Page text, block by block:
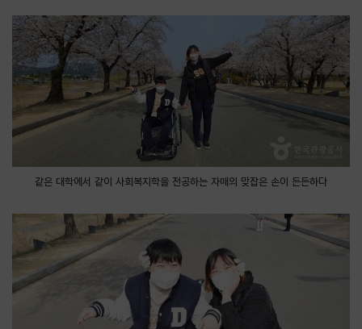
같은 대학에서 같이 사회복지학을 전공하는 자매의 맞잡은 손이 든든하다